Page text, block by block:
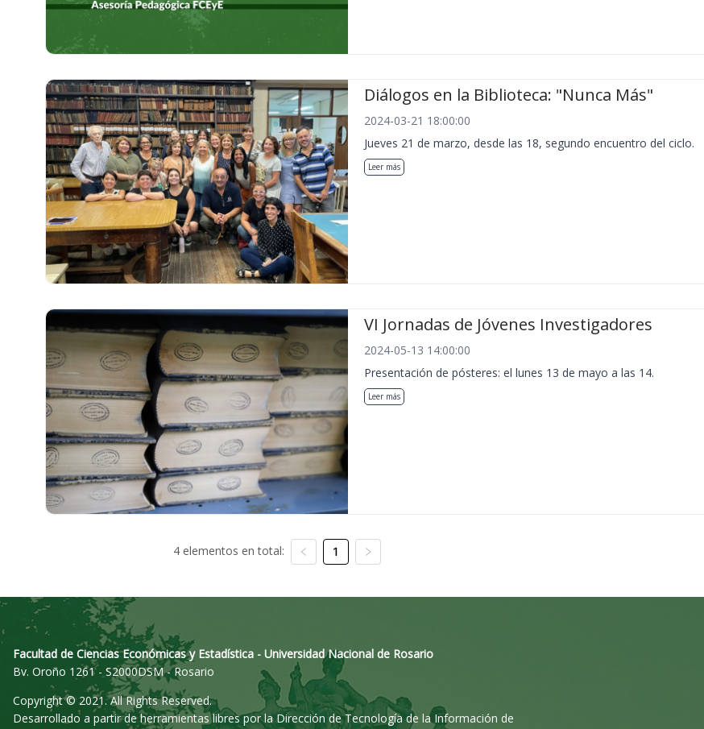
Diálogos en la Biblioteca: "Nunca Más"
2024-03-21 18:00:00
Jueves 21 de marzo, desde las 18, segundo encuentro del ciclo.
Leer más
VI Jornadas de Jóvenes Investigadores
2024-05-13 14:00:00
Presentación de pósteres: el lunes 13 de mayo a las 14.
Leer más
4 elementos en total: 1
Facultad de Ciencias Económicas y Estadística - Universidad Nacional de Rosario
Bv. Oroño 1261 - S2000DSM - Rosario
Copyright © 2021. All Rights Reserved.
Desarrollado a partir de herramientas libres por la Dirección de Tecnología de la Información de